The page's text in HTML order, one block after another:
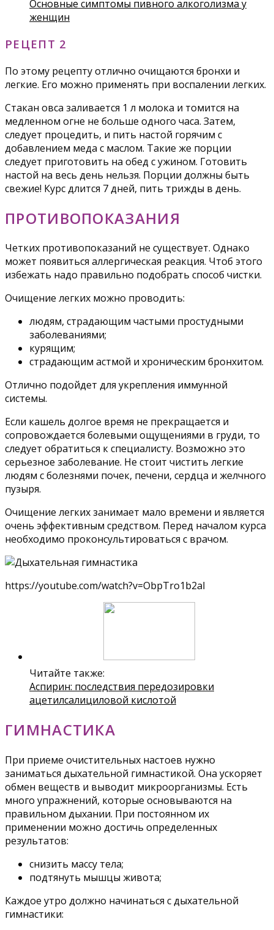
Основные симптомы пивного алкоголизма у
женщин
РЕЦЕПТ 2
По этому рецепту отлично очищаются бронхи и
легкие. Его можно применять при воспалении легких.
Стакан овса заливается 1 л молока и томится на
медленном огне не больше одного часа. Затем,
следует процедить, и пить настой горячим с
добавлением меда с маслом. Такие же порции
следует приготовить на обед с ужином. Готовить
настой на весь день нельзя. Порции должны быть
свежие! Курс длится 7 дней, пить трижды в день.
ПРОТИВОПОКАЗАНИЯ
Четких противопоказаний не существует. Однако
может появиться аллергическая реакция. Чтоб этого
избежать надо правильно подобрать способ чистки.
Очищение легких можно проводить:
людям, страдающим частыми простудными
заболеваниями;
курящим;
страдающим астмой и хроническим бронхитом.
Отлично подойдет для укрепления иммунной
системы.
Если кашель долгое время не прекращается и
сопровождается болевыми ощущениями в груди, то
следует обратиться к специалисту. Возможно это
серьезное заболевание. Не стоит чистить легкие
людям с болезнями почек, печени, сердца и желчного
пузыря.
Очищение легких занимает мало времени и является
очень эффективным средством. Перед началом курса
необходимо проконсультироваться с врачом.
https://youtube.com/watch?v=ObpTro1b2aI
Читайте также:
Аспирин: последствия передозировки
ацетилсалициловой кислотой
ГИМНАСТИКА
При приеме очистительных настоев нужно
заниматься дыхательной гимнастикой. Она ускоряет
обмен веществ и выводит микроорганизмы. Есть
много упражнений, которые основываются на
правильном дыхании. При постоянном их
применении можно достичь определенных
результатов:
снизить массу тела;
подтянуть мышцы живота;
Каждое утро должно начинаться с дыхательной
гимнастики: